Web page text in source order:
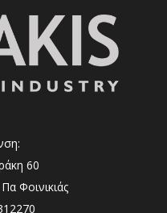
60
Φοινικιάς